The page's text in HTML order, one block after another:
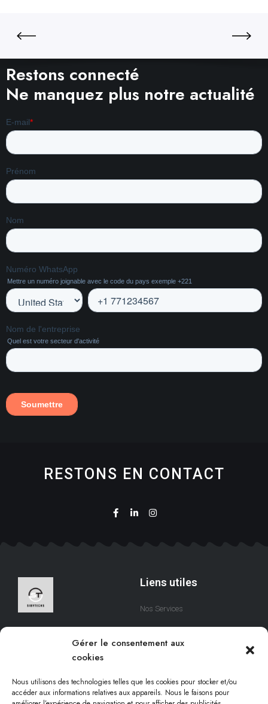
Gérer le consentement aux
cookies
Nous utilisons des technologies telles que les cookies pour stocker et/ou
accéder aux informations relatives aux appareils. Nous le faisons pour
Restons connecté
Ne manquez plus notre actualité
RESTONS EN CONTACT
qui s’efforce de créer des
solutions digitales qui
Liens utiles
Nos Services
A Propos